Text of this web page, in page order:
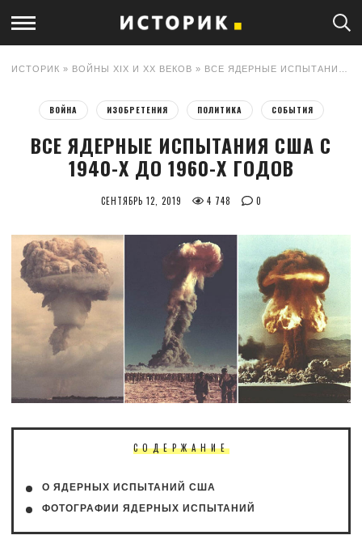
ИСТОРИК » ВОЙНЫ XIX И XX ВЕКОВ » ВСЕ ЯДЕРНЫЕ ИСПЫТАНИЯ США С 1940-Х ДО 1960-Х ГОДОВ
ВОЙНА ИЗОБРЕТЕНИЯ ПОЛИТИКА СОБЫТИЯ
ВСЕ ЯДЕРНЫЕ ИСПЫТАНИЯ США С
1940-Х ДО 1960-Х ГОДОВ
СЕНТЯБРЬ 12, 2019 4 748 0
СОДЕРЖАНИЕ
О ЯДЕРНЫХ ИСПЫТАНИЙ США
ФОТОГРАФИИ ЯДЕРНЫХ ИСПЫТАНИЙ